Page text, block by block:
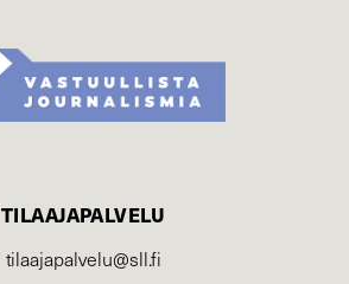
TILAAJAPALVELU
tilaajapalvelu@sll.fi